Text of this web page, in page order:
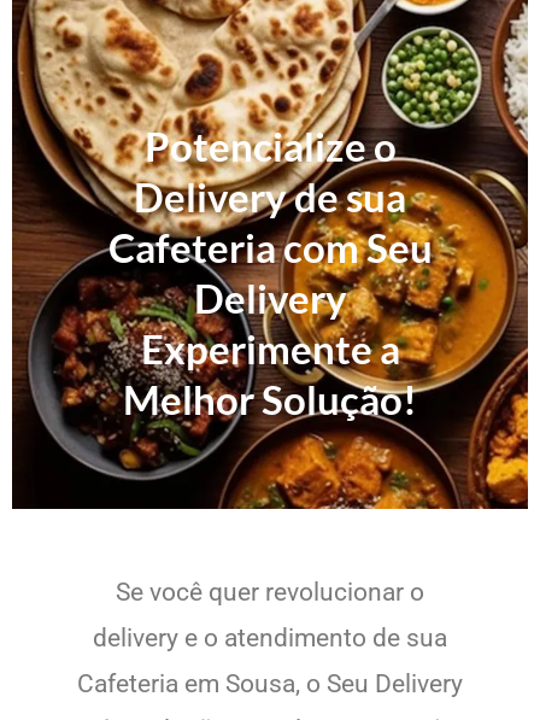
Potencialize o
Delivery de sua
Cafeteria com Seu
Delivery
Experimente a
Melhor Solução!
Se você quer revolucionar o
delivery e o atendimento de sua
Cafeteria em Sousa, o Seu Delivery